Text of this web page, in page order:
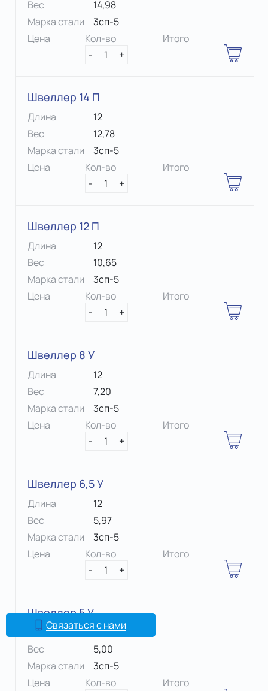
Вес
14,98
Марка стали
3сп-5
Цена
Кол-во
-
1 +
Итого
Швеллер 14 П
Длина
12
Вес
12,78
Марка стали
3сп-5
Цена
Кол-во
-
1 +
Итого
Швеллер 12 П
Длина
12
Вес
10,65
Марка стали
3сп-5
Цена
Кол-во
-
1 +
Итого
Швеллер 8 У
Длина
12
Вес
7,20
Марка стали
3сп-5
Цена
Кол-во
-
1 +
Итого
Швеллер 6,5 У
Длина
12
Вес
5,97
Марка стали
3сп-5
Цена
Кол-во
-
1 +
Итого
Швеллер 5 У
Длина
11,7
Вес
5,00
Марка стали
3сп-5
Цена
Кол-во Итого
Связаться с нами